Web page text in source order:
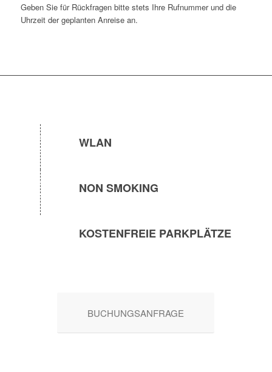
Geben Sie für Rückfragen bitte stets Ihre Rufnummer und die
Uhrzeit der geplanten Anreise an.
WLAN
NON SMOKING
KOSTENFREIE PARKPLÄTZE
BUCHUNGSANFRAGE